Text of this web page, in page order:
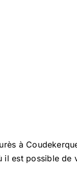
à
il est possible de